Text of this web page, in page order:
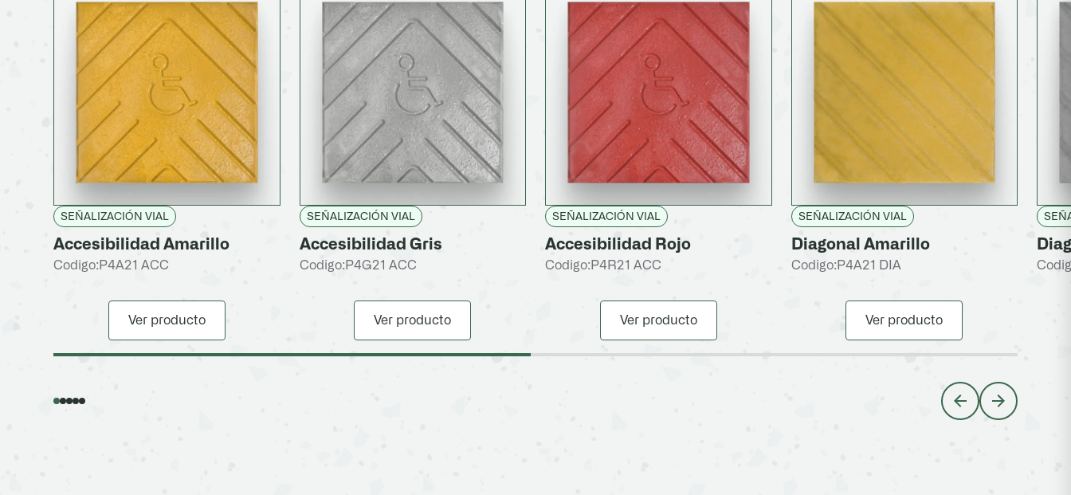
SEÑALIZACIÓN VIAL
Accesibilidad Amarillo
Codigo: P4A21 ACC
Ver producto
SEÑALIZACIÓN VIAL
Accesibilidad Gris
Codigo:P4G21 ACC
Ver producto
SEÑALIZACIÓN VIAL
Accesibilidad Rojo
Codigo: P4R21 ACC
Ver producto
SEÑALIZACIÓN VIAL
Diagonal Amarillo
Codigo: P4A21 DIA
Ver producto